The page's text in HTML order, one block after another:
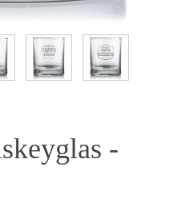
BEAR TOYS
CLOUDS
DUCKS BLUE
VÅRA
HOLM
GRAVERADE
GRAVERADE
-